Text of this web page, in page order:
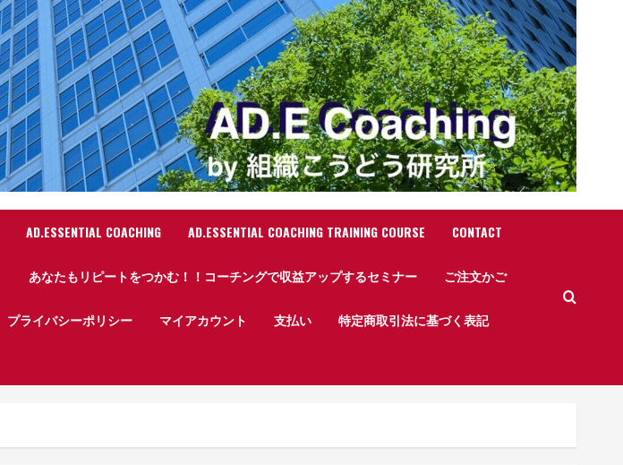
AD.ESSENTIAL COACHING AD.ESSENTIAL COACHING TRAINING COURSE CONTACT
あなたもリピートをつかむ！！コーチングで収益アップするセミナー ご注文かご
プライバシーポリシー マイアカウント 支払い 特定商取引法に基づく表記